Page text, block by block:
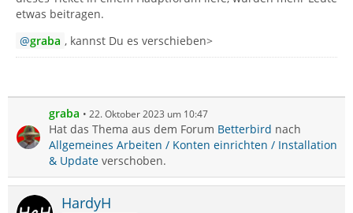
etwas beitragen.
graba , kannst Du es verschieben>
graba 22. Oktober 2023 um 10:47
Hat das Thema aus dem Forum Betterbird nach
Allgemeines Arbeiten / Konten einrichten / Installation
& Update verschoben.
HardyH